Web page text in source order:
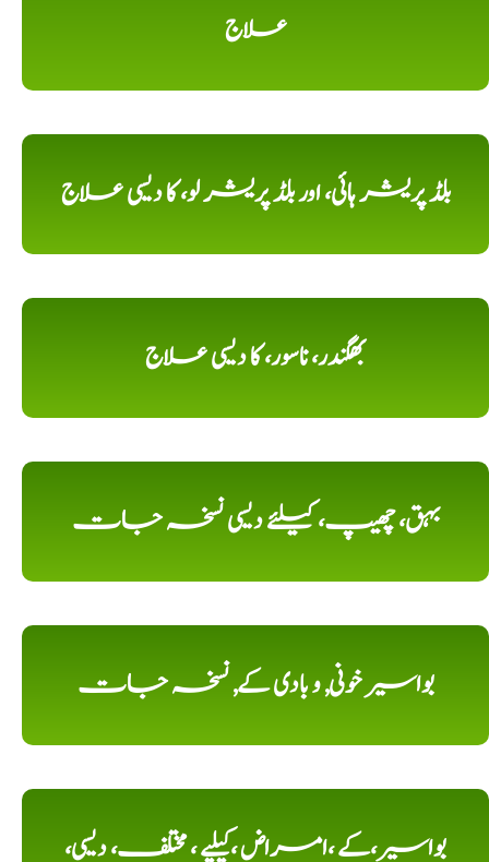
علاج
بلڈ پریشر ہائی، اور بلڈ پریشر لو، کا دیسی علاج
بھگندر، ناسور، کا دیسی علاج
بہق، چھیپ، کیلئے دیسی نسخہ جات
بواسیر خونی, و بادی کے, نسخہ جات
بواسیر،کے ،امراض ،کیلیے ، مختلف، دیسی،